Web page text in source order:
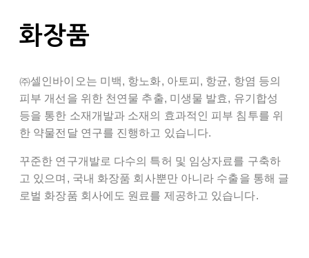
화장품
㈜셀인바이오는 미백, 항노화, 아토피, 항균, 항염 등의
피부 개선을 위한 천연물 추출, 미생물 발효, 유기합성
등을 통한 소재개발과 소재의 효과적인 피부 침투를 위
한 약물전달 연구를 진행하고 있습니다.
꾸준한 연구개발로 다수의 특허 및 임상자료를 구축하
고 있으며, 국내 화장품 회사뿐만 아니라 수출을 통해 글
로벌 화장품 회사에도 원료를 제공하고 있습니다.